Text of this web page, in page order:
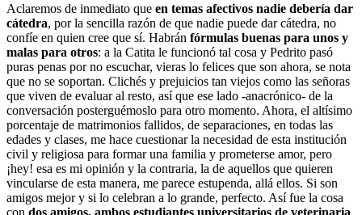
Aclaremos de inmediato que en temas afectivos nadie debería dar
cátedra, por la sencilla razón de que nadie puede dar cátedra, no
confíe en quien cree que sí. Habrán fórmulas buenas para unos y
malas para otros: a la Catita le funcionó tal cosa y Pedrito pasó
puras penas por no escuchar, vieras lo felices que son ahora, se nota
que no se soportan. Clichés y prejuicios tan viejos como las señoras
que viven de evaluar al resto, así que ese lado -anacrónico- de la
conversación posterguémoslo para otro momento. Ahora, el altísimo
porcentaje de matrimonios fallidos, de separaciones, en todas las
edades y clases, me hace cuestionar la necesidad de esta institución
civil y religiosa para formar una familia y prometerse amor, pero
¡hey! esa es mi opinión y la contraria, la de aquellos que quieren
vincularse de esta manera, me parece estupenda, allá ellos. Si son
amigos mejor y si lo celebran a lo grande, perfecto. Así fue la cosa
con dos amigos, ambos estudiantes universitarios de veterinaria